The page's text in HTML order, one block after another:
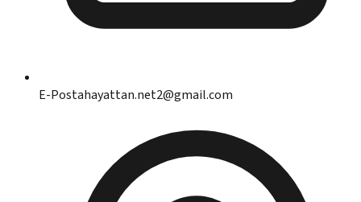
E-Postahayattan.net2@gmail.com